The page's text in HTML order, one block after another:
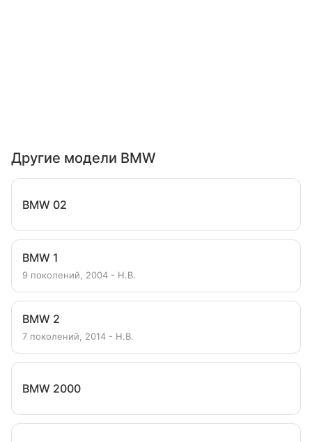
Другие модели BMW
BMW 02
BMW 1
9 поколений, 2004 - Н.В.
BMW 2
7 поколений, 2014 - Н.В.
BMW 2000